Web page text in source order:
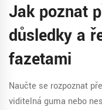
Jak poznat
důsledky a
fazetami
Naučte se rozpoznat
viditelná guma nebo